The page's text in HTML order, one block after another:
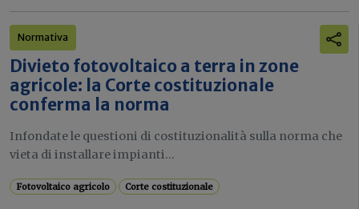
Normativa
Divieto fotovoltaico a terra in zone
agricole: la Corte costituzionale
conferma la norma
Infondate le questioni di costituzionalità sulla norma che
vieta di installare impianti...
Fotovoltaico agricolo Corte costituzionale